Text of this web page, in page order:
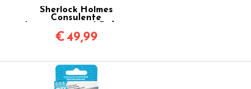
Sherlock Holmes
Consulente
del Tamigi e Altri Casi
€49,99